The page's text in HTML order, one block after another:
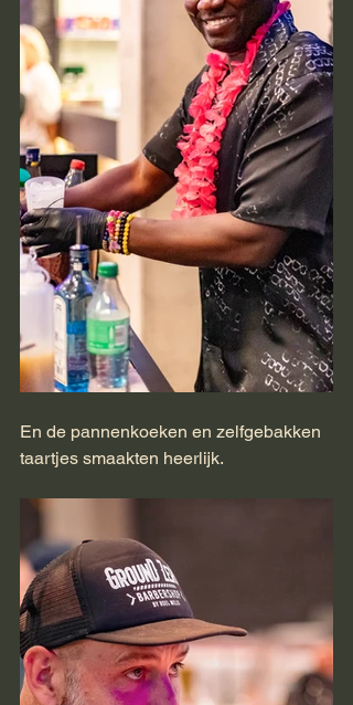
En de pannenkoeken en zelfgebakken
taartjes smaakten heerlijk.